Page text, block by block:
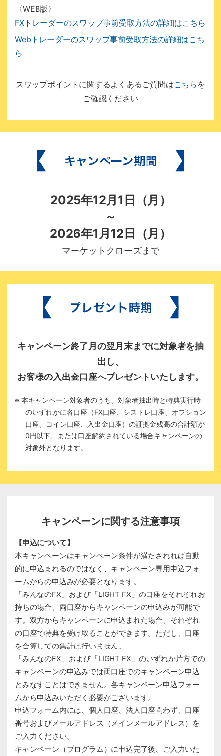
〈WEB版〉
FXトレーダーのスワップ事前受取方法の詳細はこちら
Webトレーダーのスワップ事前受取方法の詳細はこち
ら
スワップポイントに関するよくあるご質問はこちら を
ご確認ください
2025年12月1日（月）
～
2026年1月12日（月）
マーケットクローズまで
キャンペーン終了月の翌月末までに対象者を抽
出し、
お客様の入出金口座へプレゼントいたします。
※ 本キャンペーン対象者のうち、対象者抽出時と特典実行時
のいずれかに各口座（FX口座、シストレ口座、オプション
口座、コイン口座、入出金口座）の証拠金残高の合計額が
0円以下、または口座解約されている場合キャンペーンの
対象外となります。
キャンペーンに関する注意事項
【申込について】
本キャンペーンはキャンペーン条件が満たされれば自動
的に申込まれるのではなく、キャンペーン専用申込フォ
ームからの申込みが必要となります。
「みんなのFX」および「LIGHT FX」の口座をそれぞれお
持ちの場合、両口座からキャンペーンの申込みが可能で
す。双方からキャンペーンに申込まれた場合、それぞれ
の口座で特典を受け取ることができます。ただし、口座
を合算しての集計は行いません。
「みんなのFX」および「LIGHT FX」のいずれか片方での
キャンペーンの申込みでは両口座でのキャンペーン申込
とみなすことはできません。各キャンペーン申込フォー
ムから申込みいただく必要がございます。
申込フォーム内には、個人口座、法人口座問わず、口座
番号およびメールアドレス（メインメールアドレス）を
ご入力ください。
キャンペーン（プログラム）に申込完了後、ご入力いた